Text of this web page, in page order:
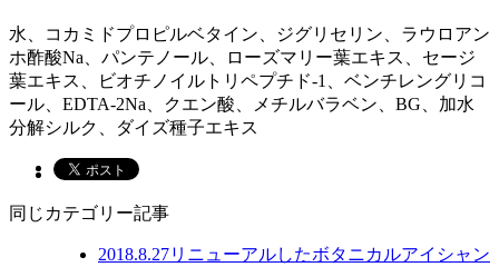
水、コカミドプロピルベタイン、ジグリセリン、ラウロアン
ホ酢酸Na、パンテノール、ローズマリー葉エキス、セージ
葉エキス、ビオチノイルトリペプチド-1、ベンチレングリコ
ール、EDTA-2Na、クエン酸、メチルバラベン、BG、加水
分解シルク、ダイズ種子エキス
同じカテゴリー記事
2018.8.27リニューアルしたボタニカルアイシャン